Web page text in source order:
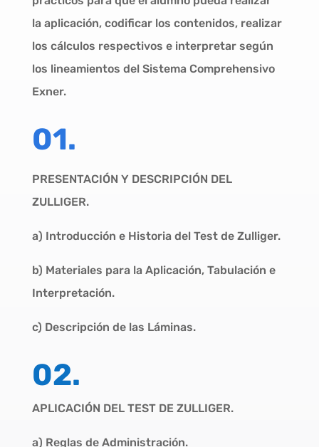
la aplicación, codificar los contenidos, realizar
los cálculos respectivos e interpretar según
los lineamientos del Sistema Comprehensivo
Exner.
01.
PRESENTACIÓN Y DESCRIPCIÓN DEL
ZULLIGER.
a) Introducción e Historia del Test de Zulliger.
b) Materiales para la Aplicación, Tabulación e
Interpretación.
c) Descripción de las Láminas.
02.
APLICACIÓN DEL TEST DE ZULLIGER.
a) Reglas de Administración.